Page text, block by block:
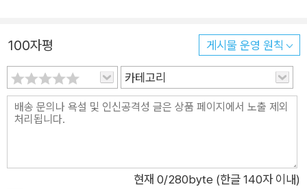
목을 끌었다. 기존 시집들과 다르게 기하학적 패턴을 적용한 모던
하고도 신선한 감각의 표지를 선보이며 ‘시’라는 장르적 상상력과
감수성을 한층 더 부여한 것. 처음에는 다소 이질적이라는 반응을
보인 경우도 있었지만 ‘과감하다’ ‘파격적이다’라는 반응이 연이
어 들려왔고 저자의 특성, 화자의 어조와 시의 분위기를 색과 조
선 중 여성 시인이 ‘1번’ 자리를 차지한 경우는 이제까지 없었다.
출판사 걷는사람은 최근 시인선 시리즈를 선보이면서 김해자 시
100자평 게시물 운영 원칙
카테고리
현재 0/280byte (한글 140자 이내)